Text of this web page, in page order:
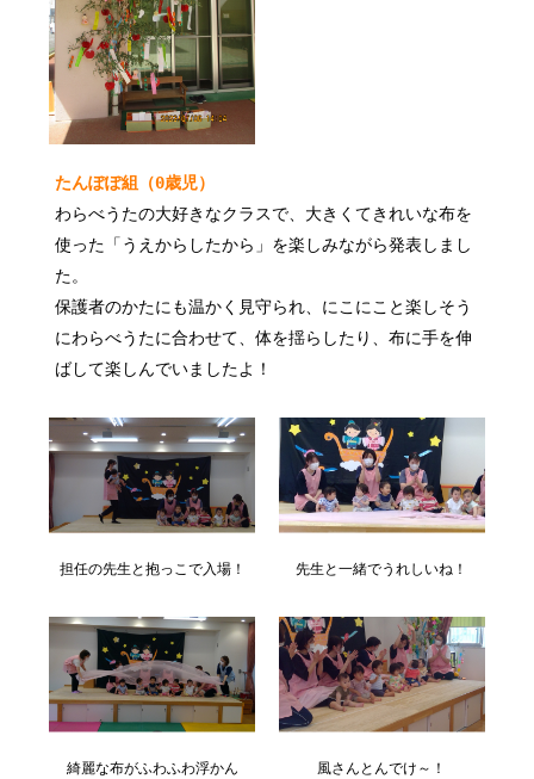
たんぽぽ組（0歳児）
わらべうたの大好きなクラスで、大きくてきれいな布を
使った「うえからしたから」を楽しみながら発表しまし
た。
保護者のかたにも温かく見守られ、にこにこと楽しそう
にわらべうたに合わせて、体を揺らしたり、布に手を伸
ばして楽しんでいましたよ！
担任の先生と抱っこで入場！ 先生と一緒でうれしいね！
綺麗な布がふわふわ浮かん
風さんとんでけ～！